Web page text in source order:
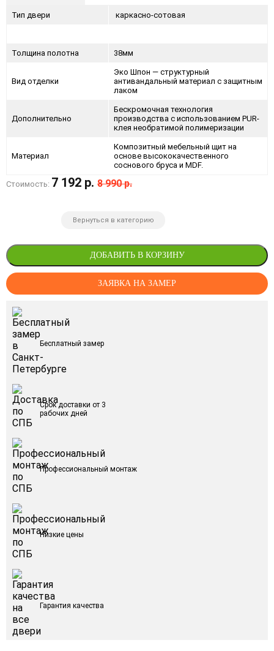
Тип двери каркасно-сотовая
Толщина полотна 38мм
Вид отделки
Эко Шпон — структурный
антивандальный материал с защитным
лаком
Дополнительно
Бескромочная технология
производства с использованием PUR-
клея необратимой полимеризации
Материал
Композитный мебельный щит на
основе высококачественного
соснового бруса и MDF.
Стоимость: 7 192 р. 8 990 р.
Вернуться в категорию
ДОБАВИТЬ В КОРЗИНУ
ЗАЯВКА НА ЗАМЕР
Бесплатный замер
Срок доставки от 3
рабочих дней
Профессиональный монтаж
Низкие цены
Гарантия качества